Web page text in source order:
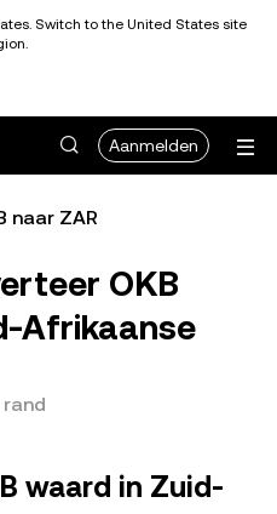
Switch to the United States site
Aanmelden
naar ZAR
OKB
Afrikaanse
waard in Zuid-